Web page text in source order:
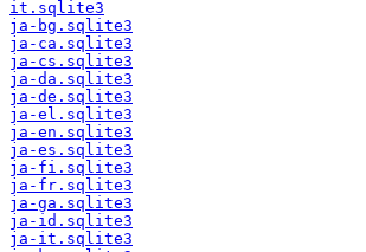
it.sqlite3
ja-bg.sqlite3
ja-ca.sqlite3
ja-cs.sqlite3
ja-da.sqlite3
ja-de.sqlite3
ja-el.sqlite3
ja-en.sqlite3
ja-es.sqlite3
ja-fi.sqlite3
ja-fr.sqlite3
ja-ga.sqlite3
ja-id.sqlite3
ja-it.sqlite3